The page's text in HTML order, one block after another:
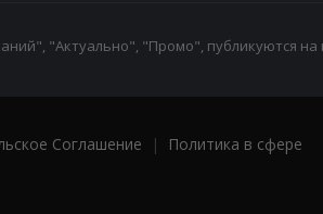
"Актуально", "Промо", публикуются на
Соглашение |
Политика в сфере